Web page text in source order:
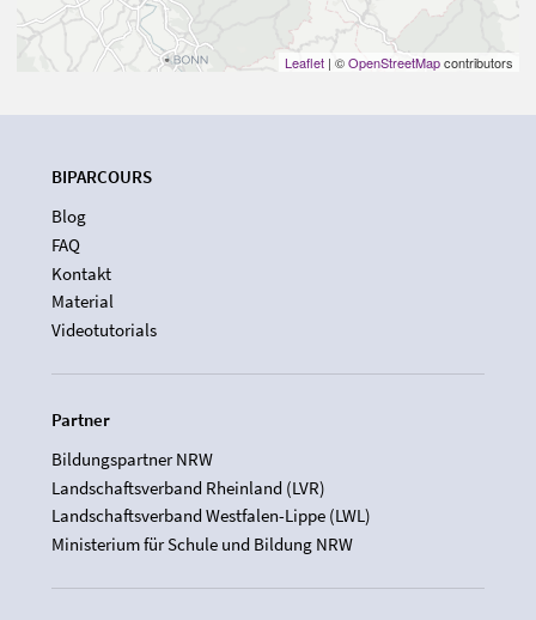
Leaflet | ©OpenStreetMapcontributors
BIPARCOURS
Blog
FAQ
Kontakt
Material
Videotutorials
Partner
Bildungspartner NRW
Landschaftsverband Rheinland (LVR)
Landschaftsverband Westfalen-Lippe (LWL)
Ministerium für Schule und Bildung NRW